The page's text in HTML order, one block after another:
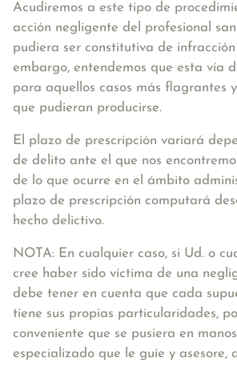
Acudiremos a este tipo de
acción negligente del profesional
pudiera ser constitutiva de infracción
embargo, entendemos que esta vía
para aquellos casos más flagrantes
que pudieran producirse.
El plazo de prescripción variará
de delito ante el que nos
de lo que ocurre en el ámbito
plazo de prescripción computará
hecho delictivo.
NOTA: En cualquier caso, si Ud. o
cree haber sido víctima de una
debe tener en cuenta que cada
tiene sus propias particularidades,
conveniente que se pusiera en
especializado que le guíe y asesore,